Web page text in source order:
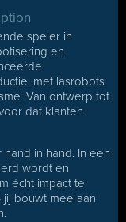
speler in
en
met lasrobots
Van ontwerp tot
dat klanten
in hand. In een
wordt en
écht impact te
jij bouwt mee aan